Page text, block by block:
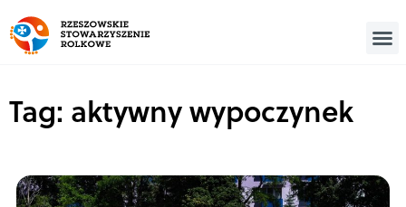
Tag: aktywny wypoczynek